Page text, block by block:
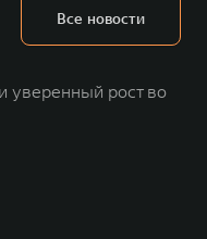
Все новости